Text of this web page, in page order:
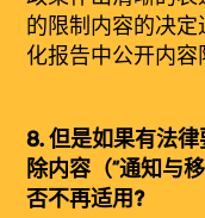
的限制内容的决
化报告中公开内容
8.但是如果有法
除内容（“通知与
否不再适用?